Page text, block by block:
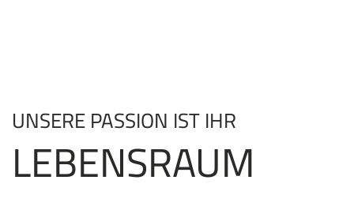
UNSERE PASSION IST IHR
LEBENSRAUM